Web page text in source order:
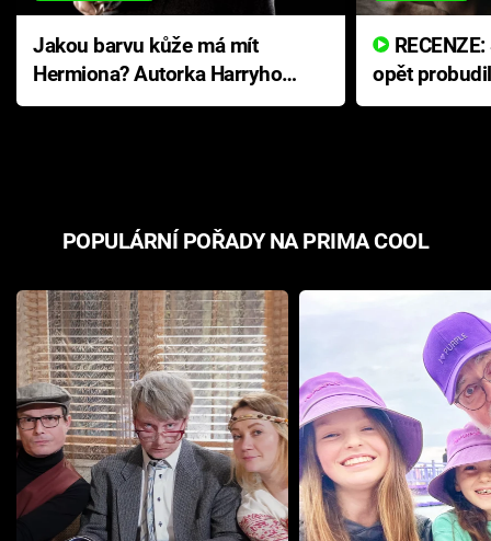
Jakou barvu kůže má mít
Hermiona? Autorka Harryho
Pottera přišla s ráznou
opět
přichází s
POPULÁRNÍ POŘADY NA PRIMA COOL